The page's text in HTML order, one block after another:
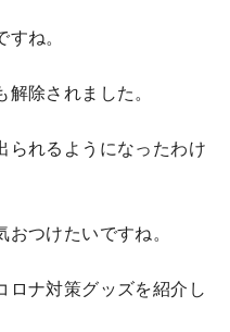
ね。
除されました。
られるようになったわけ
つけたいですね。
ロナ対策グッズを紹介し